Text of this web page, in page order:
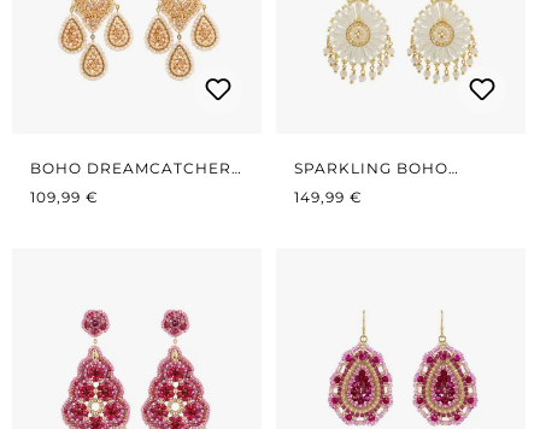
BOHO DREAMCATCHER
NUDE/GOLD
REGULÄRER PREIS:
109,99 €
SPARKLING BOHO
WHITE/GOLD
REGULÄRER PREIS:
149,99 €